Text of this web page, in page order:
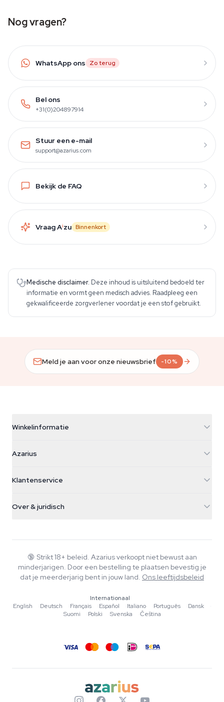
Nog vragen?
WhatsApp ons Zo terug
Bel ons
+31(0)204897914
Stuur een e-mail
support@azarius.com
Bekijk de FAQ
Vraag Aizu Binnenkort
Medische disclaimer. Deze inhoud is uitsluitend bedoeld ter
informatie en vormt geen medisch advies. Raadpleeg een
gekwalificeerde zorgverlener voordat je een stof gebruikt.
Meld je aan voor onze nieuwsbrief -10%
Winkelinformatie
Galvaniweg 11
Nederland
+31(0)204897914
Azarius
Smokeshop
Klantenservice
Retourbeleid
Veelgestelde vragen
Privacybeleid
Over & juridisch
Wiki
Muziek
Redactionele normen
Tools & Calculators
🔞 Strikt 18+ beleid. Azarius verkoopt niet bewust aan
minderjarigen. Door een bestelling te plaatsen bevestig je
dat je meerderjarig bent in jouw land. Ons leeftijdsbeleid
Internationaal
English
·Deutsch ·Français ·Español ·Italiano ·Português ·Dansk
·
Suomi
·Polski ·Svenska ·Čeština